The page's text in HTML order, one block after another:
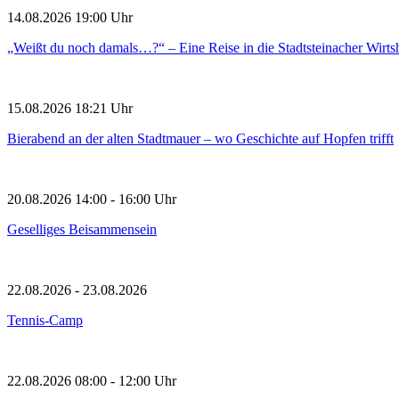
14.08.2026 19:00 Uhr
„Weißt du noch damals…?“ – Eine Reise in die Stadtsteinacher
15.08.2026 18:21 Uhr
Bierabend an der alten Stadtmauer – wo Geschichte auf Hopfen trifft
20.08.2026 14:00 - 16:00 Uhr
Geselliges Beisammensein
22.08.2026 - 23.08.2026
Tennis-Camp
22.08.2026 08:00 - 12:00 Uhr